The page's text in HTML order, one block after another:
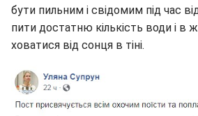
бути пильним і свідомим під час
пити достатню кількість води і в
ховатися від сонця в тіні.